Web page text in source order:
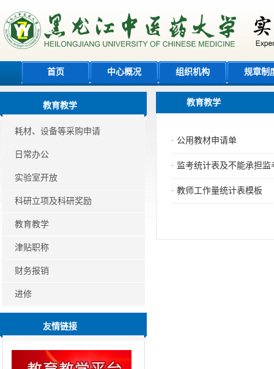
首页 中心概况 组织机构 规章制
教育教学
耗材、设备等采购申请
日常办公
实验室开放
科研立项及科研奖励
教育教学
津贴职称
财务报销
进修
友情链接
教育教学
· 公用教材申请单
· 监考统计表及不能承担
· 教师工作量统计表模板